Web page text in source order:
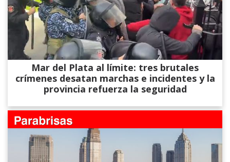
Mar del Plata al límite: tres brutales
crímenes desatan marchas e incidentes y la
provincia refuerza la seguridad